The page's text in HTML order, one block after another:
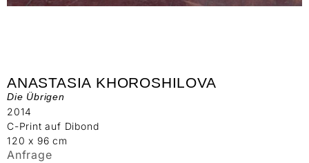
ANASTASIA KHOROSHILOVA
Die Übrigen
2014
C-Print auf Dibond
120 x 96 cm
Anfrage